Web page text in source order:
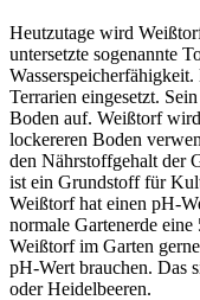
Heutzutage wird
untersetzte sogenannte
Terrarien eingesetzt.
Boden auf. Weißtorf
lockereren Boden
den Nährstoffgehalt der
ist ein Grundstoff für
Weißtorf hat einen pH-
normale Gartenerde
Weißtorf im Garten
pH-Wert brauchen. Das
oder Heidelbeeren.